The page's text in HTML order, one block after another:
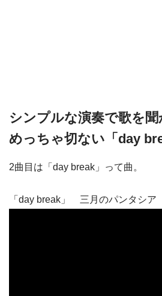
シンプルな演奏で歌を
めっちゃ切ない「day
2曲目は「day break」って曲。
「day break」 三月のパンタシア